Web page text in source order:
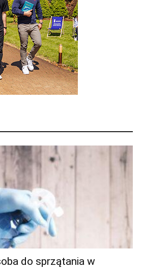
do sprzątania w